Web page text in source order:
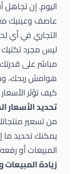
اليوم. إن تجاهل
عاصف وعينيك
التجاري في أي
ليس مجرد
مباشر على
هوامش ربحك،
كيف تؤثر
تحديد الأسعار
من تسعير
يمكنك تحديد ما
المبيعات أو
زيادة